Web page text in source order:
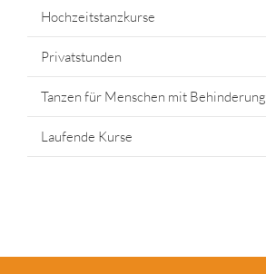
Hochzeitstanzkurse
Privatstunden
Tanzen für Menschen mit Behinderung
Laufende Kurse